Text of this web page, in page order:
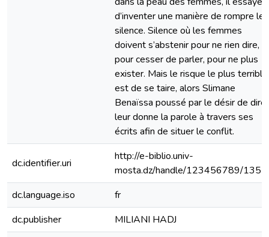
d’inventer une manière de rompre le
silence. Silence où les femmes
doivent s’abstenir pour ne rien dire,
pour cesser de parler, pour ne plus
exister. Mais le risque le plus terrible
est de se taire, alors Slimane
Benaïssa poussé par le désir de dire,
leur donne la parole à travers ses
écrits afin de situer le conflit.
dc.identifier.uri
http://e-biblio.univ-
mosta.dz/handle/123456789/
dc.language.iso
fr
dc.publisher
MILIANI HADJ